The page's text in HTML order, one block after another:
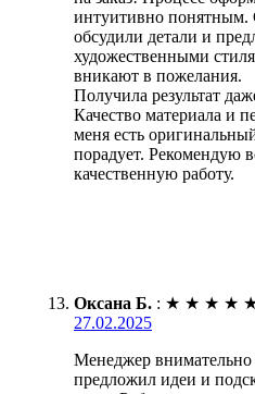
интуитивно понятным.
обсудили детали и
художественными
вникают в пожелания.
Получила результат
Качество материала и
меня есть
порадует. Рекомендую
качественную работу.
Оксана Б. : ★ ★ ★ ★
27.02.2025
Менеджер
предложил идеи и